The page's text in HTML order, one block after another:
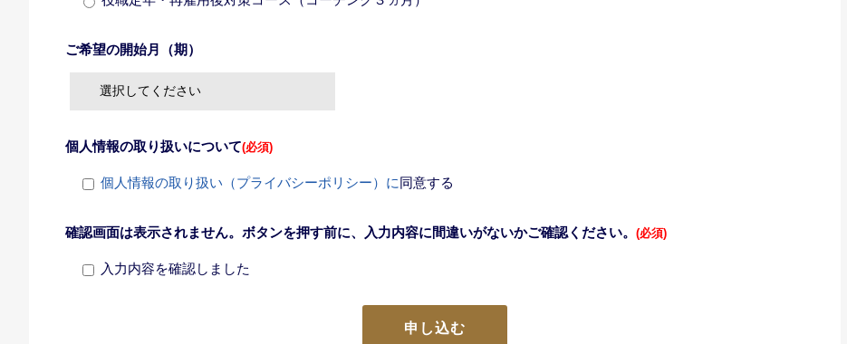
ご希望の開始月（期）
個人情報の取り扱いについて(必須)
個人情報の取り扱い（プライバシーポリシー）に同意する
確認画面は表示されません。ボタンを押す前に、入力内容に間違いがないかご確認ください。 (必須)
入力内容を確認しました